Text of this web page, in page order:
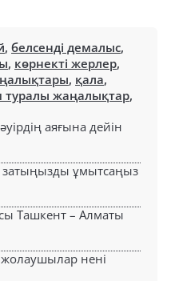
, белсенді демалыс,
, көрнекті жерлер,
, қала,
туралы жаңалықтар,
аяғына дейін
затыңызды ұмытсаңыз
Ташкент – Алматы
нені